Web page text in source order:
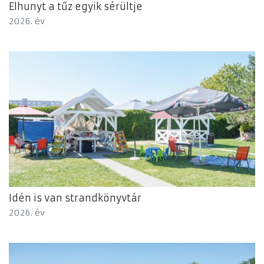
Elhunyt a tűz egyik sérültje
2026. év
Idén is van strandkönyvtár
2026. év